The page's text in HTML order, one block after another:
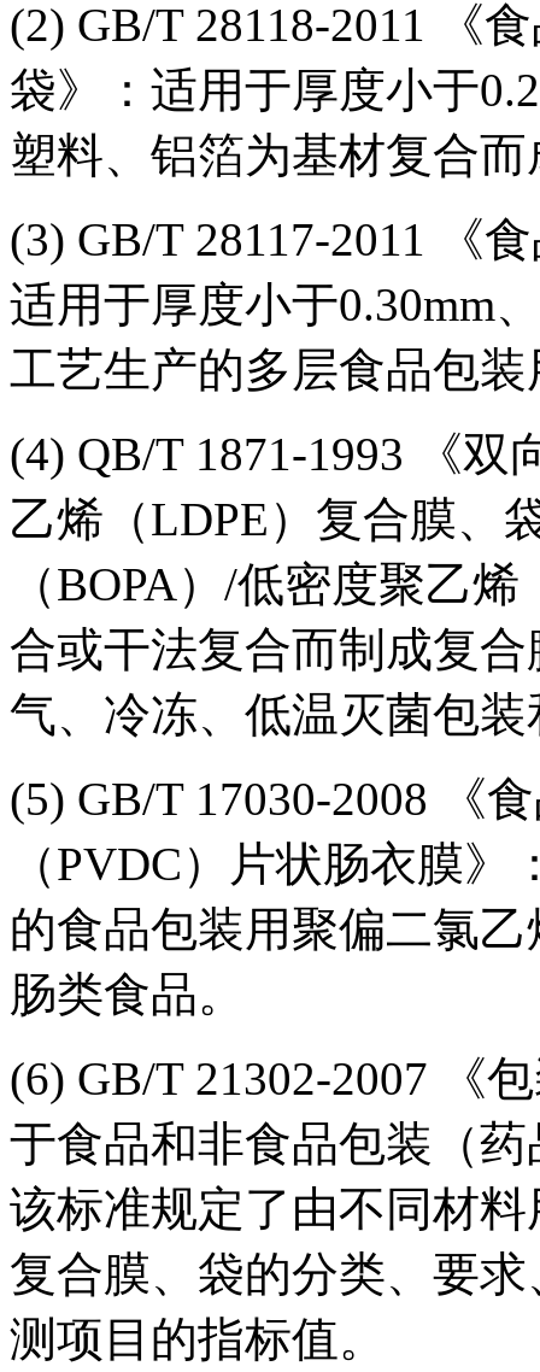
(2) GB/T 28118-2011 《
袋》：适用于厚度小于
塑料、铝箔为基材复合
(3) GB/T 28117-2011 《
适用于厚度小于0.30mm
工艺生产的多层食品包
(4) QB/T 1871-1993 《
乙烯（LDPE）复合膜、
（BOPA）/低密度聚乙
合或干法复合而制成复
气、冷冻、低温灭菌包
(5) GB/T 17030-2008 《
（PVDC）片状肠衣膜
的食品包装用聚偏二氯
肠类食品。
(6) GB/T 21302-2007 《
于食品和非食品包装（
该标准规定了由不同材
复合膜、袋的分类、要
测项目的指标值。